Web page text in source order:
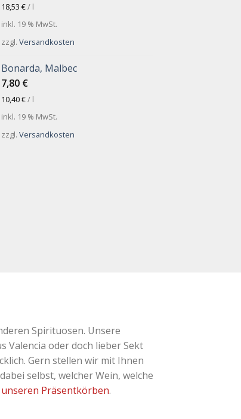
18,53 €/ l
inkl. 19 % MwSt.
zzgl. Versandkosten
Bonarda, Malbec
7,80 €
10,40€/ l
inkl. 19 % MwSt.
zzgl. Versandkosten
Spirituosen. Unsere
Valencia oder doch lieber Sekt
Gern stellen wir mit Ihnen
selbst, welcher Wein, welche
Präsentkörben.